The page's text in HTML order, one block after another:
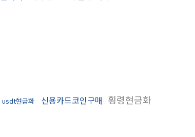
usdt현금화 신용카드코인구매 횡령현금화